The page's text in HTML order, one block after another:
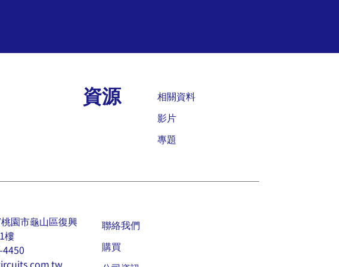
資源
相關資料
影片
專題
園市龜山區復興
樓
聯絡我們
購買